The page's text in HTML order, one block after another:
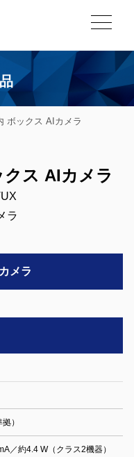
ボックス AIカメラ
ス AIカメラ
メラ
）
／約4.4 W（クラス2機器）